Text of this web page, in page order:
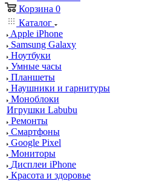
Корзина 0
Каталог
Apple iPhone
Samsung Galaxy
Ноутбуки
Умные часы
Планшеты
Наушники и гарнитуры
Моноблоки
Игрушки Labubu
Ремонты
Смартфоны
Google Pixel
Мониторы
Дисплеи iPhone
Красота и здоровье